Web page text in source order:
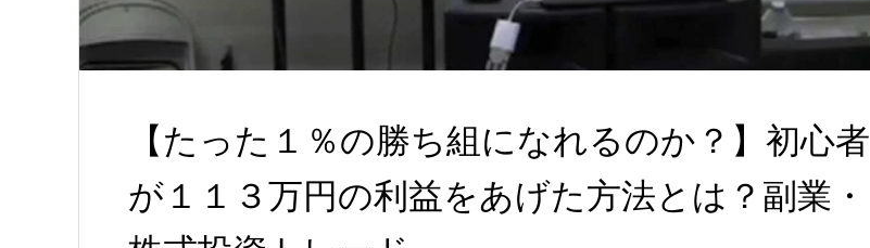
【たった１％の勝ち組になれるのか？】初心者
が１１３万円の利益をあげた方法とは？副業・